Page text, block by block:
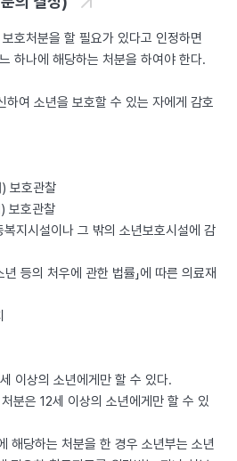
호처분을 할 필요가 있다고 인정하면
하나에 해당하는 처분을 하여야 한다.
하여 소년을 보호할 수 있는 자에게 감호
보호관찰
보호관찰
복지시설이나 그 밖의 소년보호시설에 감
년 등의 처우에 관한 법률」에 따른 의료재
이상의 소년에게만 할 수 있다.
분은 12세 이상의 소년에게만 할 수 있
해당하는 처분을 한 경우 소년부는 소년